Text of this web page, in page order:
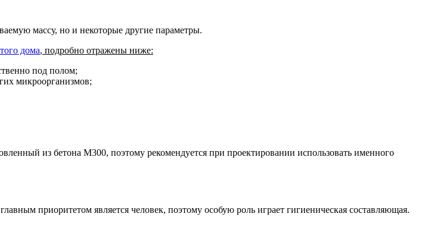
массу, но и некоторые другие параметры.
дома, подробно отражены ниже:
под полом;
микроорганизмов;
из бетона М300, поэтому рекомендуется при проектировании использовать именного
приоритетом является человек, поэтому особую роль играет гигиеническая составляющая.